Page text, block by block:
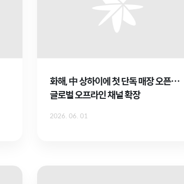
화해, 中 상하이에 첫 단독 매장 오픈…
글로벌 오프라인 채널 확장
2026. 06. 01